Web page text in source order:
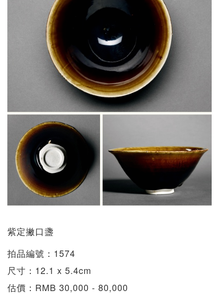
紫定撇口盞
拍品編號：1574
尺寸：12.1 x 5.4cm
估價：RMB 30,000 - 80,000